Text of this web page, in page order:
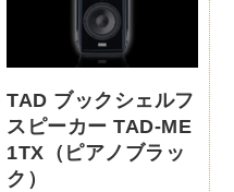
TAD ブックシェルフ
スピーカー TAD-ME
1TX（ピアノブラッ
ク）